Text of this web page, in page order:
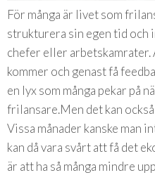
För många är livet som
strukturera sin egen tid och
chefer eller arbetskamrater.
kommer och genast få
en lyx som många pekar på
frilansare.Men det kan
Vissa månader kanske man
kan då vara svårt att få det
är att ha så många mindre